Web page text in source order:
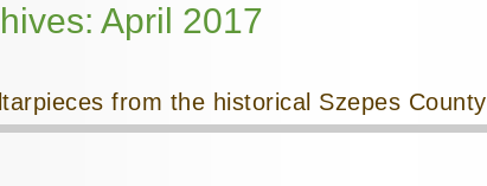
April 2017
from the historical Szepes County